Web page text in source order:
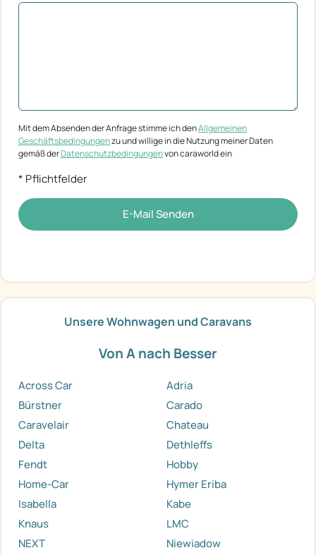
Mit dem Absenden der Anfrage stimme ich denAllgemeinen
Geschäftsbedingungenzu und willige in die Nutzung meiner Daten
gemäß derDatenschutzbedingungenvon caraworld ein
* Pflichtfelder
E-Mail Senden
Unsere Wohnwagen und Caravans
Von A nach Besser
Across Car
Adria
Bürstner
Carado
Caravelair
Chateau
Delta
Dethleffs
Fendt
Hobby
Home-Car
Hymer Eriba
Isabella
Kabe
Knaus
LMC
NEXT
Niewiadow